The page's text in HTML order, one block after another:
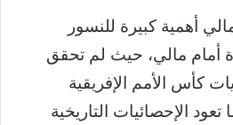
أهمية كبيرة للنسور
أمام مالي، حيث لم تحقق
كأس الأمم الإفريقية
تعود الإحصائيات التاريخية